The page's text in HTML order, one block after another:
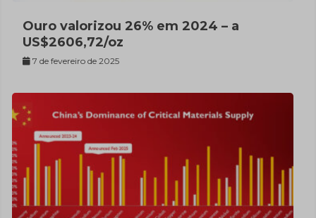
Ouro valorizou 26% em 2024 – a
US$2606,72/oz
7 de fevereiro de 2025